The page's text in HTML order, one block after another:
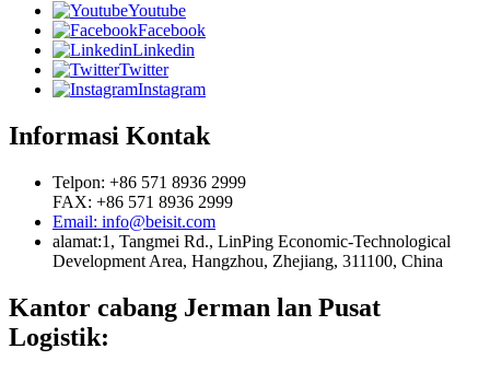
Youtube
Facebook
Linkedin
Twitter
Instagram
Informasi Kontak
Telpon: +86 571 8936 2999
FAX: +86 571 8936 2999
Email: info@beisit.com
alamat:1, Tangmei Rd., LinPing Economic-Technological
Development Area, Hangzhou, Zhejiang, 311100, China
Kantor cabang Jerman lan Pusat
Logistik: